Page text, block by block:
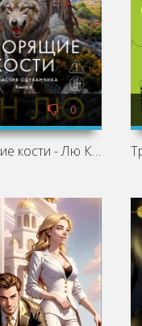
0
Говорящие кости - Лю Кен